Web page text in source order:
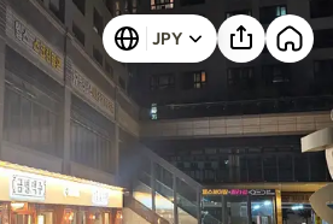
Metro 9, 2 min,
JPY
しました。再試行してくださ